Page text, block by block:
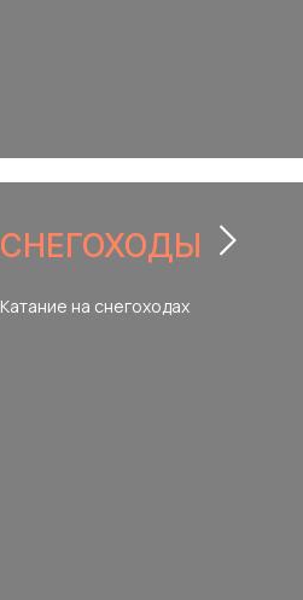
СНЕГОХОДЫ
Катание на снегоходах